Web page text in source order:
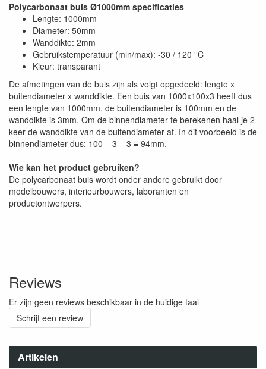
Artikelen
Polycarbonaat buis Ø1000mm specificaties
Lengte: 1000mm
Diameter: 50mm
Wanddikte: 2mm
Gebruikstemperatuur (min/max): -30 / 120 °C
Kleur: transparant
De afmetingen van de buis zijn als volgt opgedeeld: lengte x
buitendiameter x wanddikte. Een buis van 1000x100x3 heeft dus
een lengte van 1000mm, de buitendiameter is 100mm en de
wanddikte is 3mm. Om de binnendiameter te berekenen haal je 2
keer de wanddikte van de buitendiameter af. In dit voorbeeld is de
binnendiameter dus: 100 – 3 – 3 = 94mm.
Wie kan het product gebruiken?
De polycarbonaat buis wordt onder andere gebruikt door
modelbouwers, interieurbouwers, laboranten en
productontwerpers.
Reviews
Er zijn geen reviews beschikbaar in de huidige taal
Schrijf een review